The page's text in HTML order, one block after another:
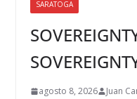
SARATOGA
agosto 8, 2026 Juan